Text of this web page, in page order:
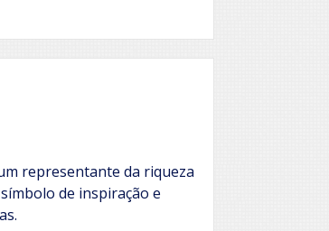
representante da riqueza
de inspiração e